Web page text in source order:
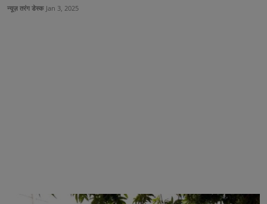
न्यूज़ तरंग डेस्क Jan 3, 2025